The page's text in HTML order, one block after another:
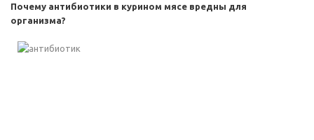
Почему антибиотики в курином мясе вредны для
организма?